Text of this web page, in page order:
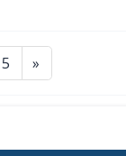
5 »